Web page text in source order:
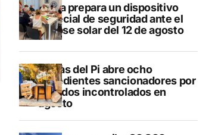
Xàbia prepara un dispositivo
especial de seguridad ante el
eclipse solar del 12 de agosto
L’Alfàs del Pi abre ocho
expedientes sancionadores por
vertidos incontrolados en
agosto